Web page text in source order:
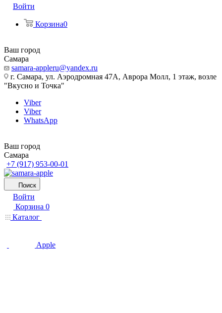
Войти
Корзина0
Ваш город
Самара
samara-appleru@yandex.ru
г. Самара, ул. Аэродромная 47А, Аврора Молл, 1 этаж, возле
"Вкусно и Точка"
Viber
Viber
WhatsApp
Ваш город
Самара
+7 (917) 953-00-01
Поиск
Войти
Корзина 0
Каталог
Apple